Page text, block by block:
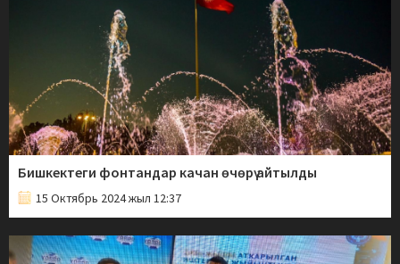
Бишкектеги фонтандар качан өчөрү айтылды
15 Октябрь 2024 жыл 12:37